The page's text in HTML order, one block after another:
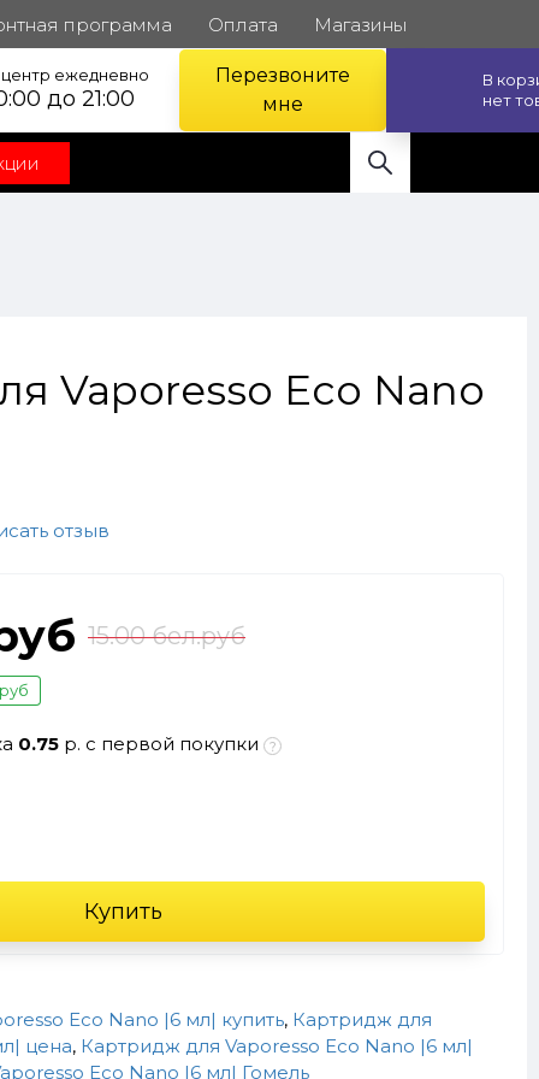
программа Оплата Магазины
центр ежедневно
до 21:00
Перезвоните
мне
В
нет
Vaporesso Eco Nano
отзыв
15.00 бел.руб
0.75 р. с первой покупки
Купить
Eco Nano |6 мл| купить, Картридж для
цена, Картридж для Vaporesso Eco Nano |6 мл|
Eco Nano |6 мл| Гомель